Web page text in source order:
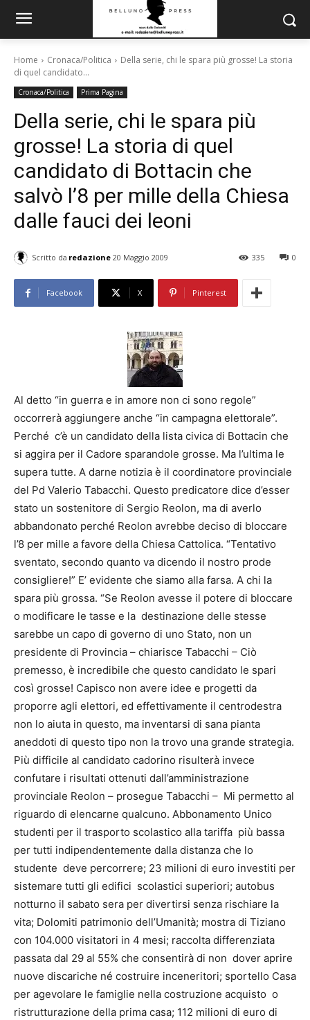
Home Cronaca/Politica
Della serie, chi le spara più grosse! La storia
di quel candidato...
Cronaca/Politica Prima Pagina
Della serie, chi le spara più
grosse! La storia di quel
candidato di Bottacin che
salvò l’8 per mille della Chiesa
dalle fauci dei leoni
Scritto da redazione 20 Maggio 2009 0
335
Facebook X Pinterest
Al detto “in guerra e in amore non ci sono regole”
occorrerà aggiungere anche “in campagna elettorale”.
Perché c’è un candidato della lista civica di Bottacin che
si aggira per il Cadore sparandole grosse. Ma l’ultima le
supera tutte. A darne notizia è il coordinatore provinciale
del Pd Valerio Tabacchi. Questo predicatore dice d’esser
stato un sostenitore di Sergio Reolon, ma di averlo
abbandonato perché Reolon avrebbe deciso di bloccare
l’8 per mille a favore della Chiesa Cattolica. “Tentativo
sventato, secondo quanto va dicendo il nostro prode
consigliere!” E’ evidente che siamo alla farsa. A chi la
spara più grossa. “Se Reolon avesse il potere di bloccare
o modificare le tasse e la destinazione delle stesse
sarebbe un capo di governo di uno Stato, non un
presidente di Provincia – chiarisce Tabacchi – Ciò
premesso, è incredibile che questo candidato le spari
così grosse! Capisco non avere idee e progetti da
proporre agli elettori, ed effettivamente il centrodestra
non lo aiuta in questo, ma inventarsi di sana pianta
aneddoti di questo tipo non la trovo una grande strategia.
Più difficile al candidato cadorino risulterà invece
confutare i risultati ottenuti dall’amministrazione
provinciale Reolon – prosegue Tabacchi – Mi permetto al
riguardo di elencarne qualcuno. Abbonamento Unico
studenti per il trasporto scolastico alla tariffa più bassa
per tutti indipendentemente dalla distanza che lo
studente deve percorrere; 23 milioni di euro investiti per
sistemare tutti gli edifici scolastici superiori; autobus
notturno il sabato sera per divertirsi senza rischiare la
vita; Dolomiti patrimonio dell’Umanità; mostra di Tiziano
con 104.000 visitatori in 4 mesi; raccolta differenziata
passata dal 29 al 55% che consentirà di non dover aprire
nuove discariche né costruire inceneritori; sportello Casa
per agevolare le famiglie nella costruzione acquisto o
ristrutturazione della prima casa; 112 milioni di euro di